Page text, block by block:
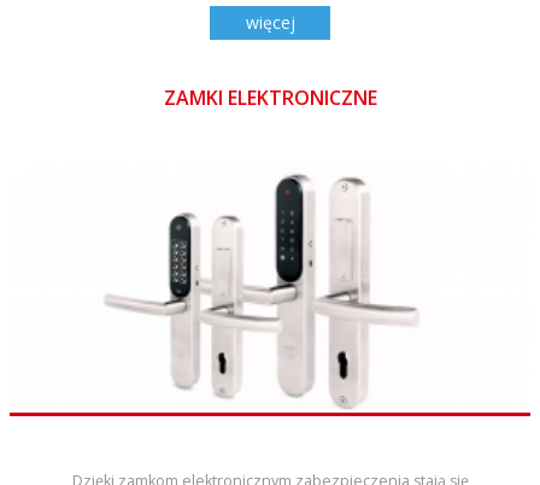
więcej
ZAMKI ELEKTRONICZNE